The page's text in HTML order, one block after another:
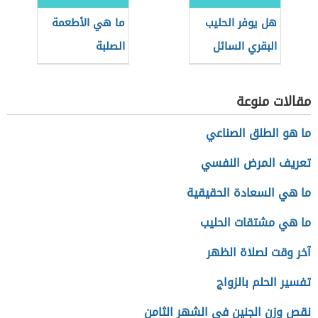
هل يوفر الحليب
البقري السائل
لطفلك الصغير ما
يحتاجه من
العناصر؟
ما هي الأطعمة
الصلبة
مقالات منوعة
ما هو الطلق الصناعي
تعريف المرض النفسي
ما هي السعادة الحقيقية
ما هي مشتقات الحليب
آخر وقت لصلاة الظهر
تفسير الحلم بالزواج
نقص وزن الجنين في الشهر الثامن